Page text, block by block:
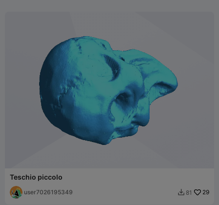
Teschio piccolo
user7026195349  81 29